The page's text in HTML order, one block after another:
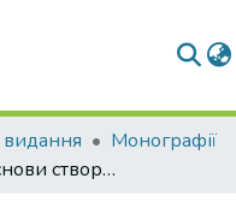
видання
Монографії
Теоретичні основи створення системи автоматизованого управління ризиком для об’єктів машинобудування підвищеної небезпеки